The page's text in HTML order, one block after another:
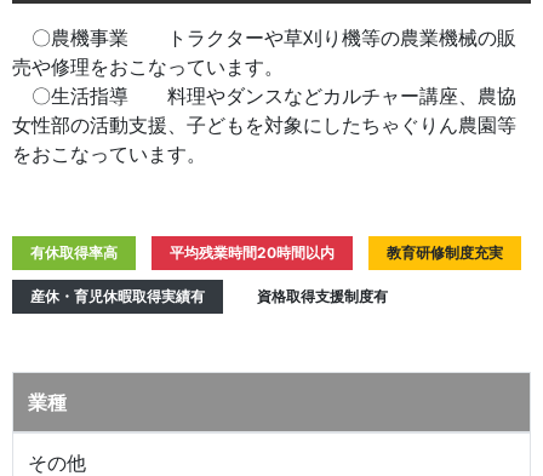
〇農機事業 トラクターや草刈り機等の農業機械の販
売や修理をおこなっています。
〇生活指導 料理やダンスなどカルチャー講座、農協
女性部の活動支援、子どもを対象にしたちゃぐりん農園等
をおこなっています。
有休取得率高 平均残業時間20時間以内 教育研修制度充実
産休・育児休暇取得実績有 資格取得支援制度有
業種
その他